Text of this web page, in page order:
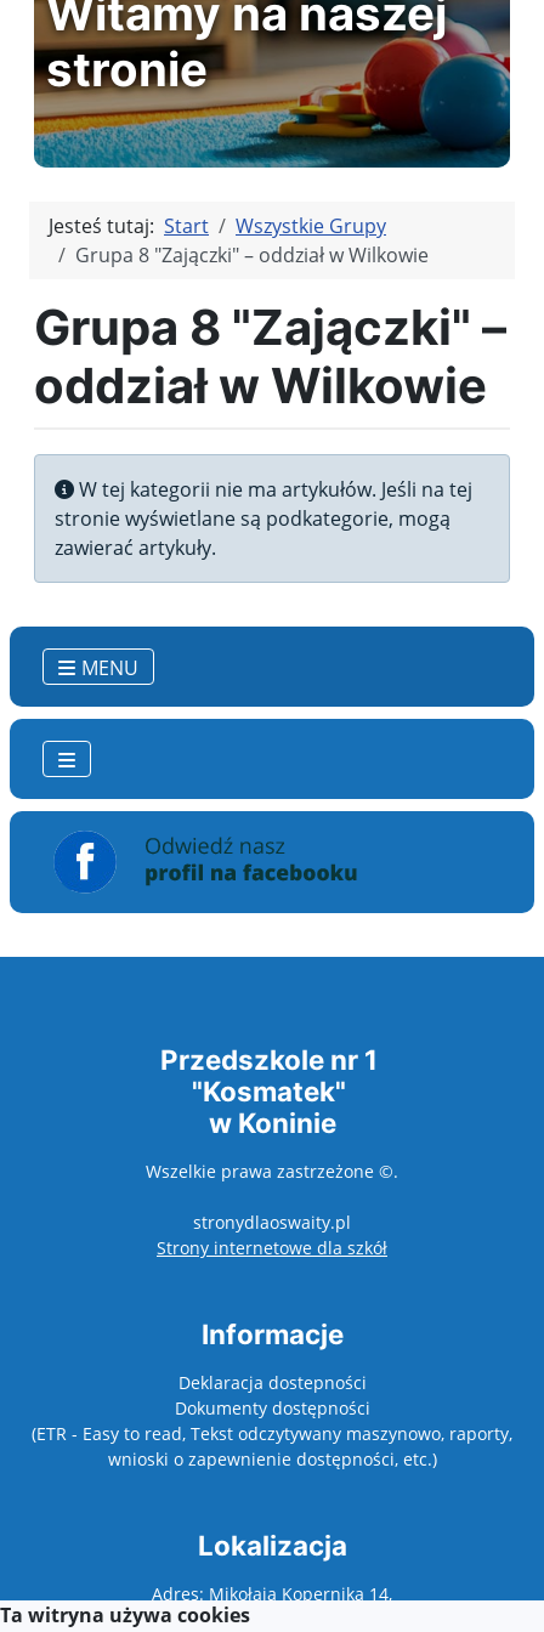
MENU
Witamy na naszej
stronie
Jesteś tutaj: Start
Wszystkie Grupy
Grupa 8 "Zajączki" – oddział w Wilkowie
Grupa 8 "Zajączki" –
oddział w Wilkowie
Informacja
W tej kategorii nie ma artykułów. Jeśli na tej
stronie wyświetlane są podkategorie, mogą
zawierać artykuły.
Przedszkole nr 1
"Kosmatek"
w Koninie
Wszelkie prawa zastrzeżone ©.
stronydlaoswaity.pl
Strony internetowe dla szkółotwiera się w
Informacje
Deklaracja dostepności
Dokumenty dostępności
(ETR - Easy to read, Tekst odczytywany maszynowo, raporty,
wnioski o zapewnienie dostępności, etc.)
Lokalizacja
Adres: Mikołaja Kopernika 14,
Ta witryna używa cookies